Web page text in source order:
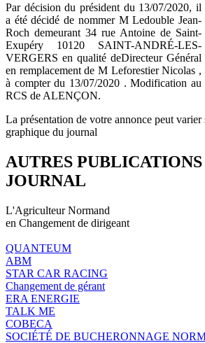
Par décision du président du 13/07/2020, il
a été décidé de nommer M Ledouble Jean-
Roch demeurant 34 rue Antoine de Saint-
Exupéry 10120 SAINT-ANDRÉ-LES-
VERGERS en qualité deDirecteur Général
en remplacement de M Leforestier Nicolas ,
à compter du 13/07/2020 . Modification au
RCS de ALENÇON.
La présentation de votre annonce peut
graphique du journal
AUTRES
JOURNAL
L'Agriculteur Normand
en Changement de dirigeant
QUANTEUM
ABM
STAR CAR RACING
Changement de gérant
ERA ENERGIE
TALK ME
COBECA
SOCIÉTÉ DE BUCHERONNAGE